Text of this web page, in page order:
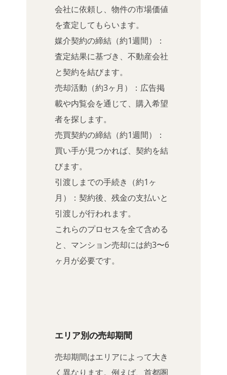
会社に依頼し、物件の市場価値
を査定してもらいます。
媒介契約の締結（約1週間）：
査定結果に基づき、不動産会社
と契約を結びます。
売却活動（約3ヶ月）：広告掲
載や内覧会を通じて、購入希望
者を探します。
売買契約の締結（約1週間）：
買い手が見つかれば、契約を結
びます。
引渡しまでの手続き（約1ヶ
月）：契約後、残金の支払いと
引渡しが行われます。
これらのプロセスを全て含める
と、マンション売却には約3〜6
ヶ月が必要です。
エリア別の売却期間
売却期間はエリアによって大き
く異なります。例えば、首都圏